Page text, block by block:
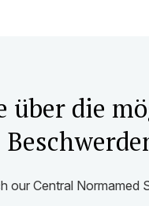
über die
our Central Normamed